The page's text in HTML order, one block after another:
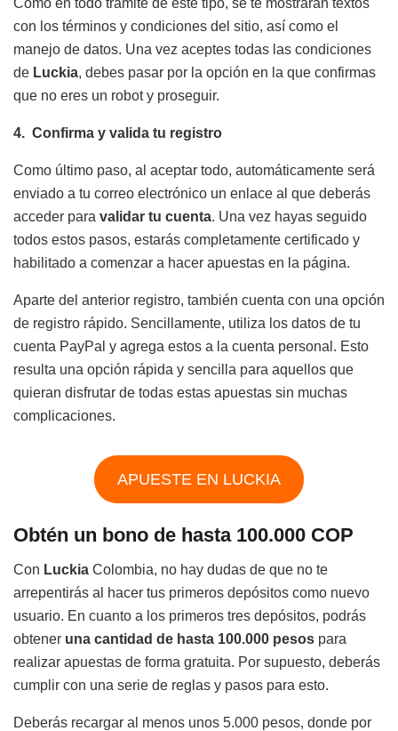
con los términos y condiciones del sitio, así como el
manejo de datos. Una vez aceptes todas las condiciones
de Luckia, debes pasar por la opción en la que confirmas
que no eres un robot y proseguir.
4. Confirma y valida tu registro
Como último paso, al aceptar todo, automáticamente será
enviado a tu correo electrónico un enlace al que deberás
acceder para validar tu cuenta. Una vez hayas seguido
todos estos pasos, estarás completamente certificado y
habilitado a comenzar a hacer apuestas en la página.
Aparte del anterior registro, también cuenta con una opción
de registro rápido. Sencillamente, utiliza los datos de tu
cuenta PayPal y agrega estos a la cuenta personal. Esto
resulta una opción rápida y sencilla para aquellos que
quieran disfrutar de todas estas apuestas sin muchas
complicaciones.
APUESTE EN LUCKIA
Obtén un bono de hasta 100.000 COP
Con Luckia Colombia, no hay dudas de que no te
arrepentirás al hacer tus primeros depósitos como nuevo
usuario. En cuanto a los primeros tres depósitos, podrás
obtener una cantidad de hasta 100.000 pesos para
realizar apuestas de forma gratuita. Por supuesto, deberás
cumplir con una serie de reglas y pasos para esto.
Deberás recargar al menos unos 5.000 pesos, donde por